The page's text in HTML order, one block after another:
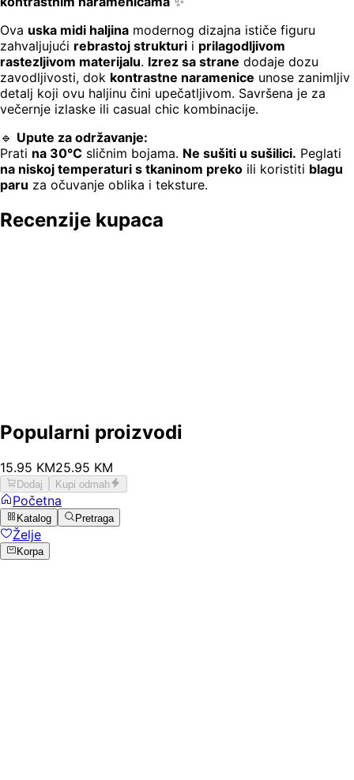
Ova uska midi haljina modernog dizajna ističe figuru
zahvaljujući rebrastoj strukturi i prilagodljivom
rastezljivom materijalu. Izrez sa strane dodaje dozu
zavodljivosti, dok kontrastne naramenice unose zanimljiv
detalj koji ovu haljinu čini upečatljivom. Savršena je za
večernje izlaske ili casual chic kombinacije.
🔹 Upute za održavanje:
Prati na 30°C sličnim bojama. Ne sušiti u sušilici. Peglati
na niskoj temperaturi s tkaninom preko ili koristiti blagu
paru za očuvanje oblika i teksture.
Recenzije kupaca
Popularni proizvodi
15.95 KM25.95 KM
Dodaj Kupi odmah
Početna
Katalog Pretraga
Želje
Korpa